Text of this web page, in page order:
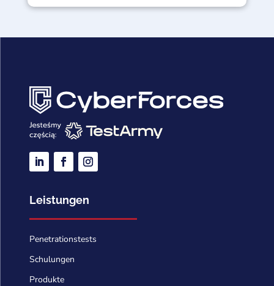
Leistungen
Penetrationstests
Schulungen
Produkte